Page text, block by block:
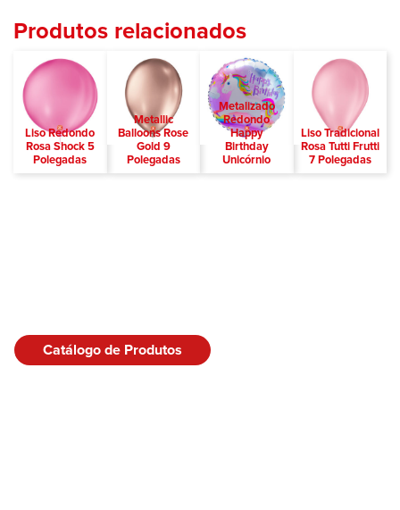
Produtos relacionados
Liso Redondo
Rosa Shock 5
Polegadas
Metallic
Balloons Rose
Gold 9
Polegadas
Metalizado
Redondo
Happy
Birthday
Unicórnio
Liso Tradicional
Rosa Tutti Frutti
7 Polegadas
Catálogo de Produtos